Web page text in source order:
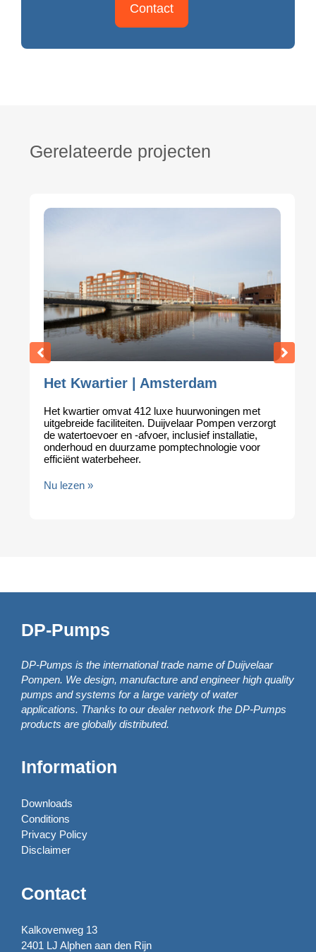
Contact
Gerelateerde projecten
Het Kwartier | Amsterdam
Het kwartier omvat 412 luxe huurwoningen met
uitgebreide faciliteiten. Duijvelaar Pompen verzorgt
de watertoevoer en -afvoer, inclusief installatie,
onderhoud en duurzame pomptechnologie voor
efficiënt waterbeheer.
Nu lezen »
DP-Pumps
DP-Pumps is the international trade name of Duijvelaar
Pompen. We design, manufacture and engineer high quality
pumps and systems for a large variety of water
applications. Thanks to our dealer network the DP-Pumps
products are globally distributed.
Information
Downloads
Conditions
Privacy Policy
Disclaimer
Contact
Kalkovenweg 13
2401 LJ Alphen aan den Rijn